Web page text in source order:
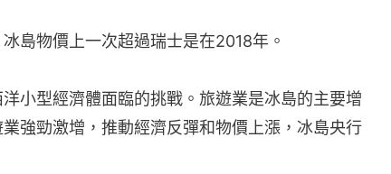
島物價上一次超過瑞士是在2018年。
小型經濟體面臨的挑戰。旅遊業是冰島的主要增
強勁激增，推動經濟反彈和物價上漲，冰島央行